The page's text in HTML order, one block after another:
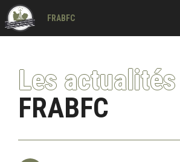
FRABFC
Les actualités
FRABFC